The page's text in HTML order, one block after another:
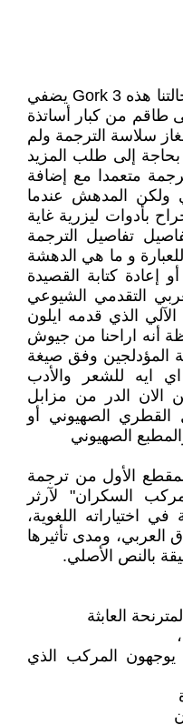
محاورة الذكاء الاصطناعي وفي حالتنا هذه Gork 3 يضفي
طاقم من كبار أساتذة
سلاسة الترجمة ولم
إلى طلب المزيد
متعمدا مع إضافة
ولكن المدهش عندما
بأدوات ليزرية غاية
تفاصيل الترجمة
و ما هي الدهشة
إعادة كتابة القصيدة
التقدمي الشيوعي
الآلي الذي قدمه ايلون
أنه اراحنا من جيوش
المؤدلجين وفق صيغة
ايه للشعر والأدب
الان الدر من مزابل
القطري الصهيوني أو
الصهيوني
الأول من ترجمة
السكران" لآرثر
اختياراته اللغوية،
العربي، ومدى تأثيرها
بالنص الأصلي.
العابثة
المركب الذي